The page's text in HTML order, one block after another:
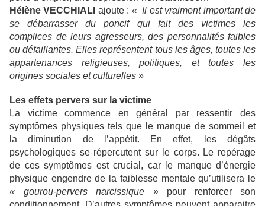
Hélène VECCHIALI ajoute : « Il est vraiment important de
se débarrasser du poncif qui fait des victimes les
complices de leurs agresseurs, des personnalités faibles
ou défaillantes. Elles représentent tous les âges, toutes les
appartenances religieuses, politiques, et toutes les
origines sociales et culturelles »
Les effets pervers sur la victime
La victime commence en général par ressentir des
symptômes physiques tels que le manque de sommeil et
la diminution de l’appétit. En effet, les dégâts
psychologiques se répercutent sur le corps. Le repérage
de ces symptômes est crucial, car le manque d’énergie
physique engendre de la faiblesse mentale qu’utilisera le
« gourou-pervers narcissique »pour renforcer son